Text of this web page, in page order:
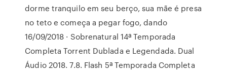
dorme tranquilo em seu berço, sua mãe é presa
no teto e começa a pegar fogo, dando
16/09/2018 · Sobrenatural 14ª Temporada
Completa Torrent Dublada e Legendada. Dual
Áudio 2018. 7.8. Flash 5ª Temporada Completa